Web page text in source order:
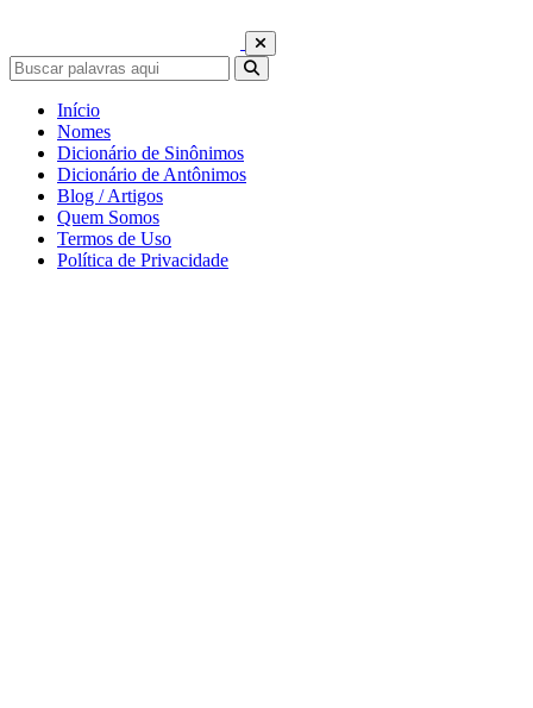
Início
Nomes
Dicionário de Sinônimos
Dicionário de Antônimos
Blog / Artigos
Quem Somos
Termos de Uso
Política de Privacidade